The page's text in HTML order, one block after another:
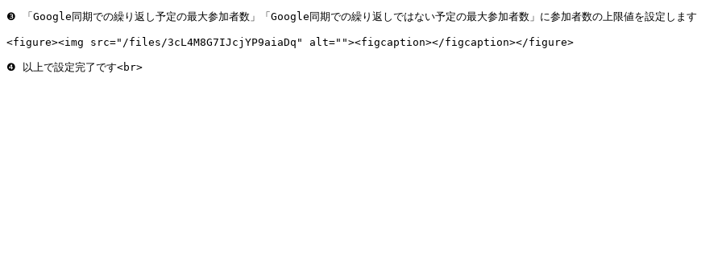
❸ 「Google同期での繰り返し予定の最大参加者数」「Google同期での繰り返しではない予定の最大参加者数」に参加者数の上限値を設定します
<figure><img src="/files/3cL4M8G7IJcjYP9aiaDq" alt=""><figcaption></figcaption></figure>